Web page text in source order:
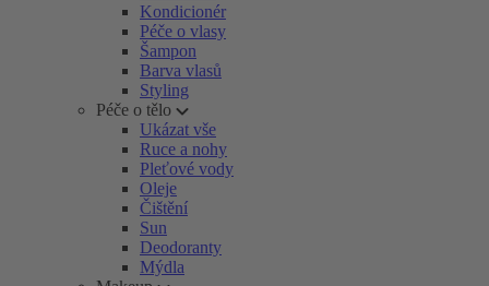
Kondicionér
Péče o vlasy
Šampon
Barva vlasů
Styling
Péče o tělo
Ukázat vše
Ruce a nohy
Pleťové vody
Oleje
Čištění
Sun
Deodoranty
Mýdla